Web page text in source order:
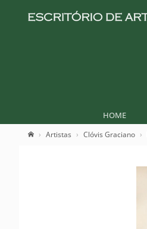
HOME
Artistas Clóvis Graciano